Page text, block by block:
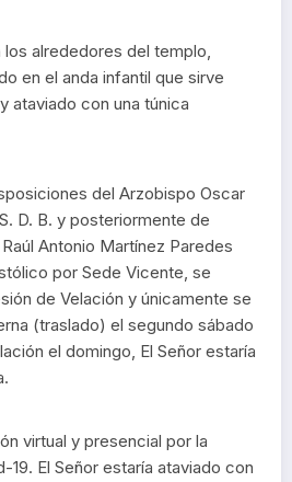
los alrededores del templo,
en el anda infantil que sirve
ataviado con una túnica
del Arzobispo Oscar
D. B. y posteriormente de
Antonio Martínez Paredes
por Sede Vicente, se
de Velación y únicamente se
(traslado) el segundo sábado
el domingo, El Señor estaría
virtual y presencial por la
19. El Señor estaría ataviado con